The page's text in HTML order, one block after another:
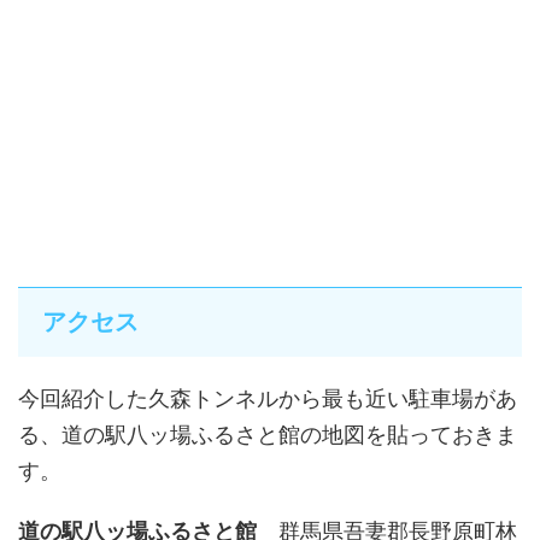
アクセス
今回紹介した久森トンネルから最も近い駐車場があ
る、道の駅八ッ場ふるさと館の地図を貼っておきま
す。
道の駅八ッ場ふるさと館 群馬県吾妻郡長野原町林